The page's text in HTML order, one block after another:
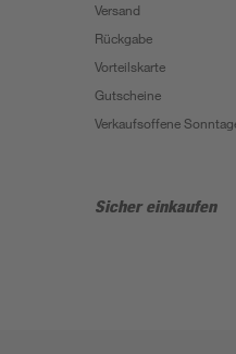
Versand
Rückgabe
Vorteilskarte
Gutscheine
Verkaufsoffene
Sicher einkaufen